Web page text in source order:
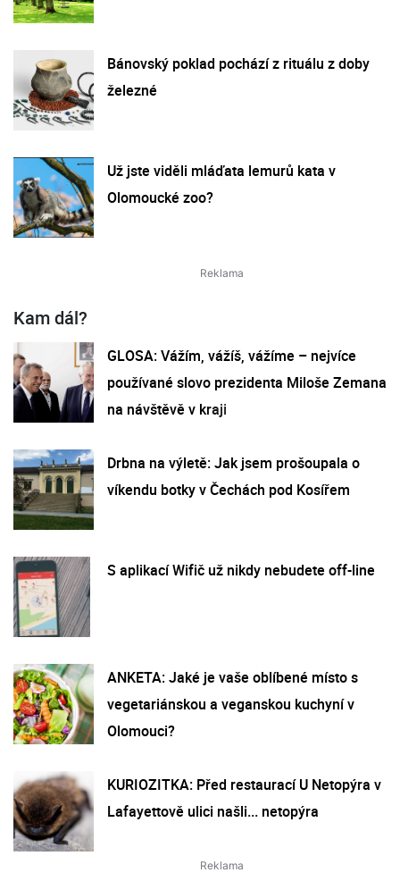
Bánovský poklad pochází z rituálu z doby
železné
Už jste viděli mláďata lemurů kata v
Olomoucké zoo?
Kam dál?
GLOSA: Vážím, vážíš, vážíme – nejvíce
používané slovo prezidenta Miloše Zemana
na návštěvě v kraji
Drbna na výletě: Jak jsem prošoupala o
víkendu botky v Čechách pod Kosířem
S aplikací Wifič už nikdy nebudete off-line
ANKETA: Jaké je vaše oblíbené místo s
vegetariánskou a veganskou kuchyní v
Olomouci?
KURIOZITKA: Před restaurací U Netopýra v
Lafayettově ulici našli... netopýra